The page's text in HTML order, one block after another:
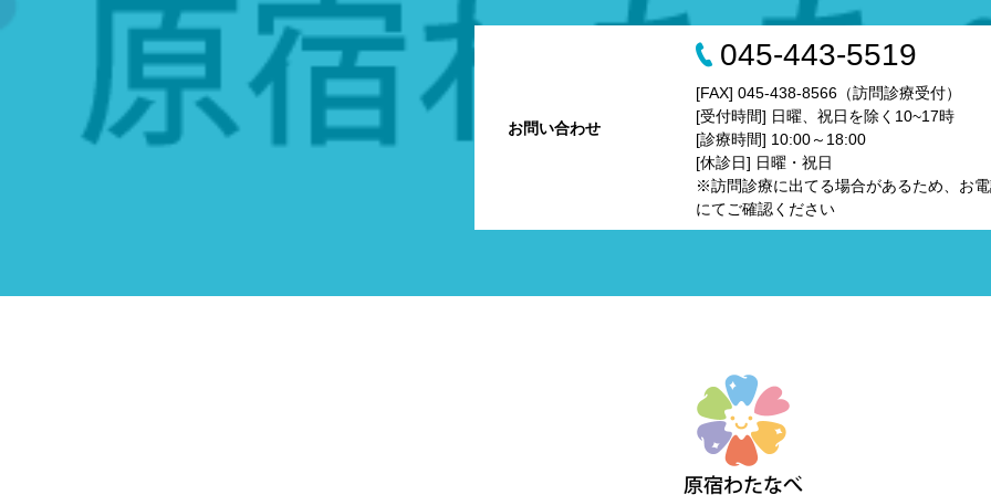
お問い合わせ
045-443-5519
[FAX] 045-438-8566（訪問診療受付）
[受付時間] 日曜、祝日を除く10~17時
[診療時間] 10:00～18:00
[休診日] 日曜・祝日
※訪問診療に出てる場合があるため、お
にてご確認ください